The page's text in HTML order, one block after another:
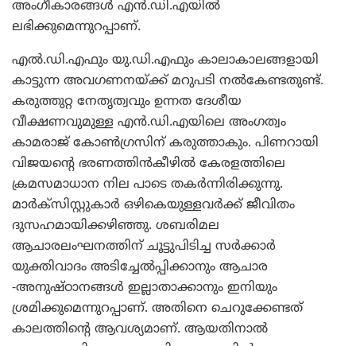
അംഗീകാരങ്ങള്‍ എന്‍.ഡി.എയില്‍
ലഭിക്കുമെന്നുറപ്പാണ്.
എല്‍.ഡി.എഫും യു.ഡി.എഫും കാലാകാലങ്ങളായി
കാട്ടുന്ന അവഗണനയ്ക്ക് മറുപടി നല്‍കേണ്ടതുണ്ട്.
കരുത്തുറ്റ നേതൃത്വവും ഉന്നത ദേശീയ
വീക്ഷണവുമുള്ള എന്‍.ഡി.എയിലെ അംഗത്വം
കാമരാജ് കോണ്‍ഗ്രസിന് കരുത്താകും. പിണറായി
വിജയന്റെ ഭരണത്തിന്‍കീഴില്‍ കേരളത്തിലെ
ക്രമസമാധാന നില പാടെ തകര്‍ന്നിരിക്കുന്നു.
മാര്‍ക്സിസ്റ്റുകാര്‍ ഒഴികെയുള്ളവര്‍ക്ക് ജീവിതം
ദുസഹമായിക്കഴിഞ്ഞു. ശബരിമല
ആചാരലംഘനത്തിന് ചൂട്ടുപിടിച്ച സര്‍ക്കാര്‍
യുക്തിവാദം അടിച്ചേല്‍പ്പിക്കാനും ആചാര
-അനുഷ്ഠാനങ്ങള്‍ ഇല്ലാതാക്കാനും ഇനിയും
ശ്രമിക്കുമെന്നുറപ്പാണ്. അതിനെ ചെറുക്കേണ്ടത്
കാലത്തിന്റെ ആവശ്യമാണ്. ആയതിനാല്‍